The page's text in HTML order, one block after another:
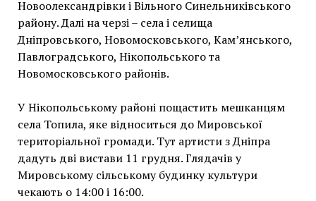
Новоолександрівки і Вільного Синельниківського
району. Далі на черзі – села і селища
Дніпровського, Новомосковського, Кам’янського,
Павлоградського, Нікопольського та
Новомосковського районів.
У Нікопольському районі пощастить мешканцям
села Топила, яке відноситься до Мировської
територіальної громади. Тут артисти з Дніпра
дадуть дві вистави 11 грудня. Глядачів у
Мировському сільському будинку культури
чекають о 14:00 і 16:00.